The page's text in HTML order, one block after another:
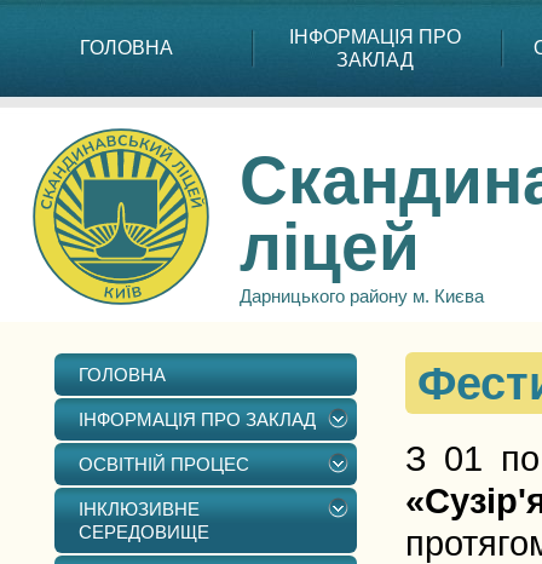
ГОЛОВНА
ІНФОРМАЦІЯ ПРО
ЗАКЛАД
ліцей
Дарницького району м. Києва
ГОЛОВНА
ІНФОРМАЦІЯ ПРО ЗАКЛАД
ОСВІТНІЙ ПРОЦЕС
ІНКЛЮЗИВНЕ
СЕРЕДОВИЩЕ
З 01 по